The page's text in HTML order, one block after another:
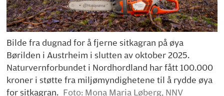
Bilde fra dugnad for å fjerne sitkagran på øya
Børilden i Austrheim i slutten av oktober 2025.
Naturvernforbundet i Nordhordland har fått 100.000
kroner i støtte fra miljømyndighetene til å rydde øya
for sitkagran. Foto: Mona Maria Løberg, NNV